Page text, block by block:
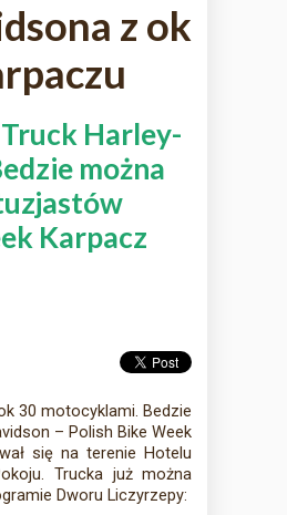
z ok
Harley-
można
Karpacz
30 motocyklami. Bedzie
– Polish Bike Week
się na terenie Hotelu
Trucka już można
Dworu Liczyrzepy: